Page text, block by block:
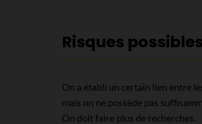
Risques
On a établi un certain lien entre
mais on ne possède pas
On doit faire plus de recherches.